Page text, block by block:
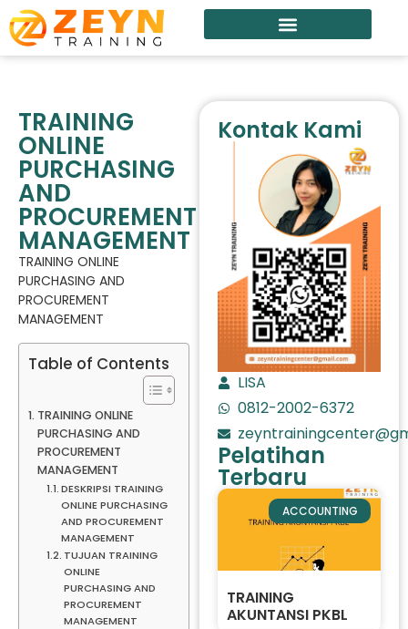
TRAINING
ONLINE
PURCHASING
AND
PROCUREMENT
MANAGEMENT
TRAINING ONLINE
PURCHASING AND
PROCUREMENT
MANAGEMENT
Table of Contents
TRAINING ONLINE
PURCHASING AND
PROCUREMENT
MANAGEMENT
DESKRIPSI TRAINING
ONLINE PURCHASING
AND PROCUREMENT
MANAGEMENT
TUJUAN TRAINING
ONLINE
PURCHASING AND
PROCUREMENT
MANAGEMENT
Kontak Kami
LISA
0812-2002-6372
Pelatihan
Terbaru
ACCOUNTING
TRAINING
AKUNTANSI PKBL